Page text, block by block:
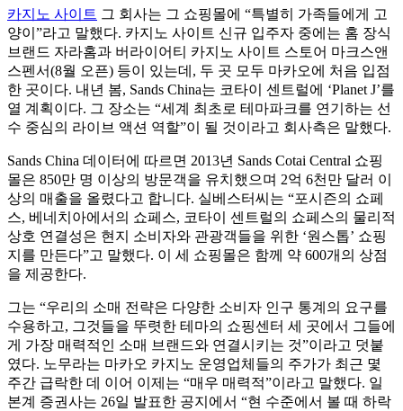
카지노 사이트 그 회사는 그 쇼핑몰에 “특별히 가족들에게 고
양이”라고 말했다. 카지노 사이트 신규 입주자 중에는 홈 장식
브랜드 자라홈과 버라이어티 카지노 사이트 스토어 마크스앤
스펜서(8월 오픈) 등이 있는데, 두 곳 모두 마카오에 처음 입점
한 곳이다. 내년 봄, Sands China는 코타이 센트럴에 ‘Planet J’를
열 계획이다. 그 장소는 “세계 최초로 테마파크를 연기하는 선
수 중심의 라이브 액션 역할”이 될 것이라고 회사측은 말했다.
Sands China 데이터에 따르면 2013년 Sands Cotai Central 쇼핑
몰은 850만 명 이상의 방문객을 유치했으며 2억 6천만 달러 이
상의 매출을 올렸다고 합니다. 실베스터씨는 “포시즌의 쇼페
스, 베네치아에서의 쇼페스, 코타이 센트럴의 쇼페스의 물리적
상호 연결성은 현지 소비자와 관광객들을 위한 ‘원스톱’ 쇼핑
지를 만든다”고 말했다. 이 세 쇼핑몰은 함께 약 600개의 상점
을 제공한다.
그는 “우리의 소매 전략은 다양한 소비자 인구 통계의 요구를
수용하고, 그것들을 뚜렷한 테마의 쇼핑센터 세 곳에서 그들에
게 가장 매력적인 소매 브랜드와 연결시키는 것”이라고 덧붙
였다. 노무라는 마카오 카지노 운영업체들의 주가가 최근 몇
주간 급락한 데 이어 이제는 “매우 매력적”이라고 말했다. 일
본계 증권사는 26일 발표한 공지에서 “현 수준에서 볼 때 하락